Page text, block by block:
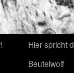
Hier spricht
Beutelwolf